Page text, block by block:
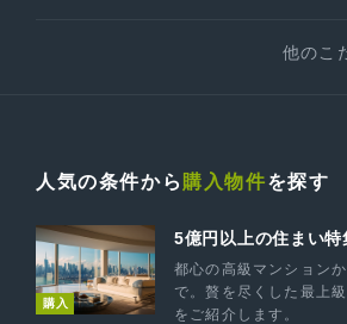
他のこ
人気の条件から 購入物件を探す
購入
5億円以上の住まい特
都心の高級マンション
で。贅を尽くした最上
をご紹介します。